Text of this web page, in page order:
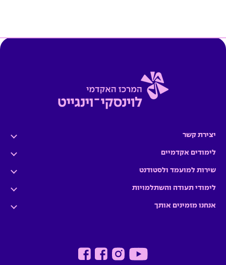
יצירת קשר
לימודים אקדמיים
שירות למועמד ולסטודנט
לימודי תעודה והשתלמויות
אנחנו מזמינים אותך